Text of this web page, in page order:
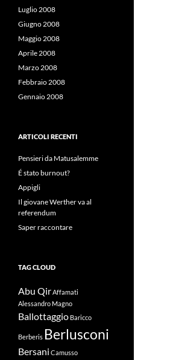
Luglio 2008
Giugno 2008
Maggio 2008
Aprile 2008
Marzo 2008
Febbraio 2008
Gennaio 2008
ARTICOLI RECENTI
Pensieri da Matusalemme
É stato burnout?
Appigli
Il giovane Werther va al
referendum
Saper raccontare
TAG CLOUD
Abu QirAffamati
Alessandro Magno
Ballottaggio Baricco
Berberis Berlusconi
Bersani Camusso